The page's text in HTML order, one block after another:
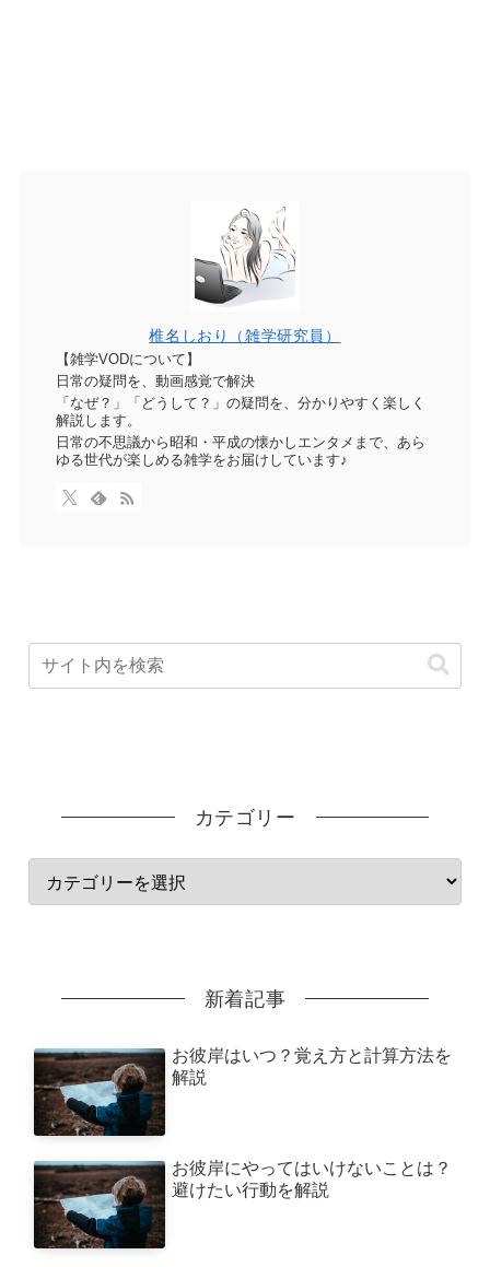
椎名しおり（雑学研究員）
【雑学VODについて】
日常の疑問を、動画感覚で解決
「なぜ？」「どうして？」の疑問を、分かりやすく楽しく
解説します。
日常の不思議から昭和・平成の懐かしエンタメまで、あら
ゆる世代が楽しめる雑学をお届けしています♪
カテゴリー
新着記事
お彼岸はいつ？覚え方と計算方法を
解説
お彼岸にやってはいけないことは？
避けたい行動を解説